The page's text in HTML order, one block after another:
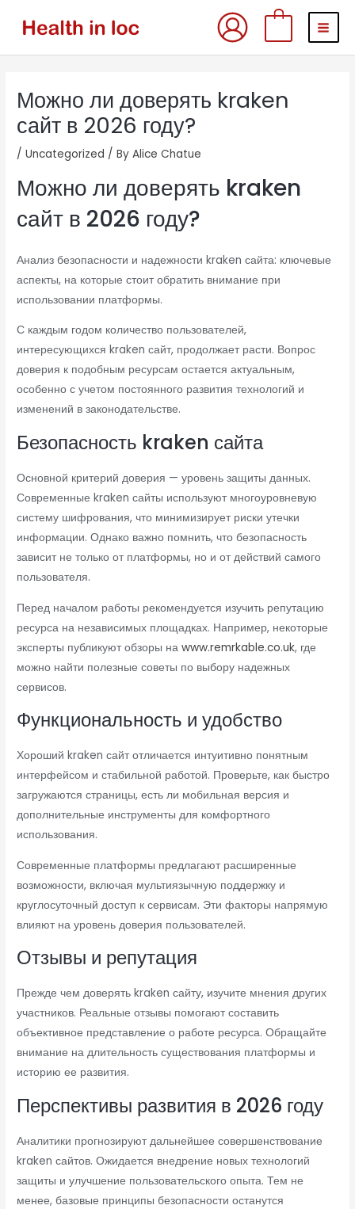
Можно ли доверять kraken
сайт в 2026 году?
/Uncategorized / ByAlice Chatue
Можно ли доверять kraken
сайт в 2026 году?
Анализ безопасности и надежности kraken сайта: ключевые
аспекты, на которые стоит обратить внимание при
использовании платформы.
С каждым годом количество пользователей,
интересующихся kraken сайт, продолжает расти. Вопрос
доверия к подобным ресурсам остается актуальным,
особенно с учетом постоянного развития технологий и
изменений в законодательстве.
Безопасность kraken сайта
Основной критерий доверия — уровень защиты данных.
Современные kraken сайты используют многоуровневую
систему шифрования, что минимизирует риски утечки
информации. Однако важно помнить, что безопасность
зависит не только от платформы, но и от действий самого
пользователя.
Перед началом работы рекомендуется изучить репутацию
ресурса на независимых площадках. Например, некоторые
эксперты публикуют обзоры наwww.remrkable.co.uk, где
можно найти полезные советы по выбору надежных
сервисов.
Функциональность и удобство
Хороший kraken сайт отличается интуитивно понятным
интерфейсом и стабильной работой. Проверьте, как быстро
загружаются страницы, есть ли мобильная версия и
дополнительные инструменты для комфортного
использования.
Современные платформы предлагают расширенные
возможности, включая мультиязычную поддержку и
круглосуточный доступ к сервисам. Эти факторы напрямую
влияют на уровень доверия пользователей.
Отзывы и репутация
Прежде чем доверять kraken сайту, изучите мнения других
участников. Реальные отзывы помогают составить
объективное представление о работе ресурса. Обращайте
внимание на длительность существования платформы и
историю ее развития.
Перспективы развития в 2026 году
Аналитики прогнозируют дальнейшее совершенствование
kraken сайтов. Ожидается внедрение новых технологий
защиты и улучшение пользовательского опыта. Тем не
менее, базовые принципы безопасности останутся
navigation